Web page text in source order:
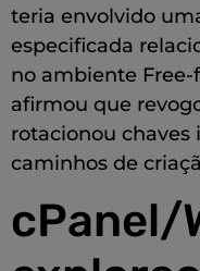
teria envolvido
especificada
no ambiente Free-
afirmou que
rotacionou chaves
caminhos de
cPanel/